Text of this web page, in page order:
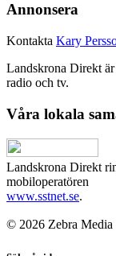
Annonsera
Kontakta Kary
Landskrona Direkt
radio och tv.
Våra lokala
Landskrona Direkt
mobiloperatören
www.sstnet.se.
© 2026 Zebra